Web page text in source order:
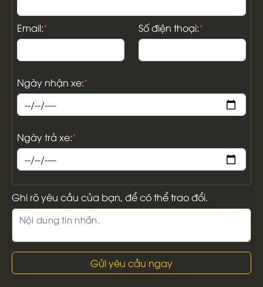
Email:* Số điện thoại:*
Ngày nhận xe:*
Ngày trả xe:*
Ghi rõ yêu cầu của bạn, để có thể trao đổi.
Nội dung tin nhắn.
Gửi yêu cầu ngay